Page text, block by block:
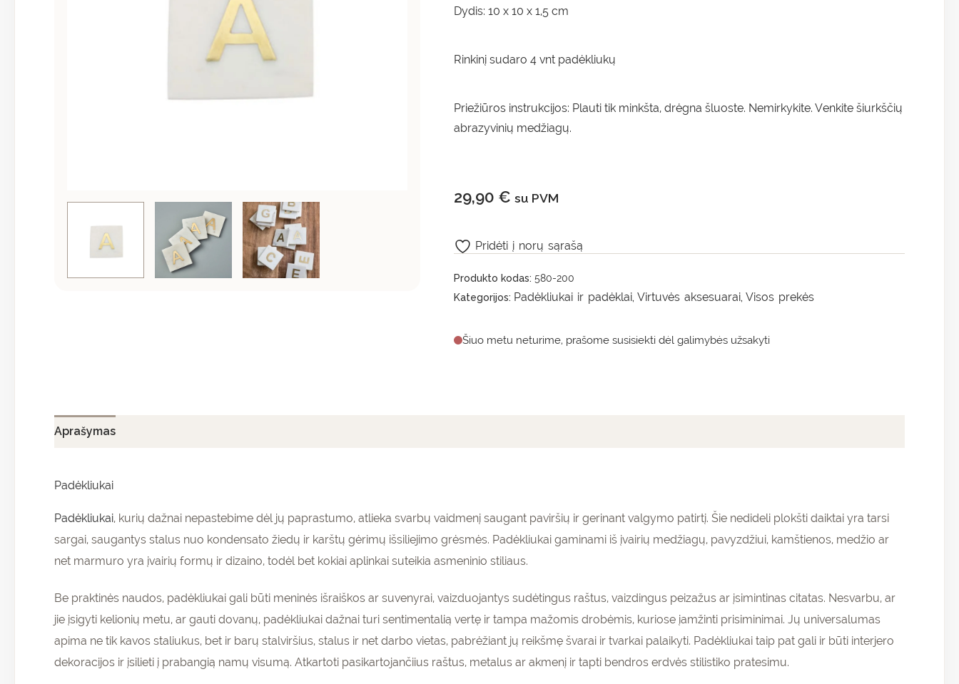
Dydis: 10 x 10 x 1,5 cm
Rinkinį sudaro 4 vnt padėkliukų
Priežiūros instrukcijos: Plauti tik minkšta, drėgna šluoste. Nemirkykite. Venkite šiurkščių
abrazyvinių medžiagų.
29,90 € su PVM
Produkto kodas:580-200
Kategorijos: Padėkliukai ir padėklai,Virtuvės aksesuarai,Visos prekės
Šiuo metu neturime, prašome susisiekti dėl galimybės užsakyti
Pridėti į norų sąrašą
Aprašymas
Padėkliukai
Padėkliukai, kurių dažnai nepastebime dėl jų paprastumo, atlieka svarbų vaidmenį saugant paviršių ir gerinant valgymo patirtį. Šie nedideli plokšti daiktai yra tarsi
sargai, saugantys stalus nuo kondensato žiedų ir karštų gėrimų išsiliejimo grėsmės. Padėkliukai gaminami iš įvairių medžiagų, pavyzdžiui, kamštienos, medžio ar
net marmuro yra įvairių formų ir dizaino, todėl bet kokiai aplinkai suteikia asmeninio stiliaus.
Be praktinės naudos, padėkliukai gali būti meninės išraiškos ar suvenyrai, vaizduojantys sudėtingus raštus, vaizdingus peizažus ar įsimintinas citatas. Nesvarbu, ar
jie įsigyti kelionių metu, ar gauti dovanų, padėkliukai dažnai turi sentimentalią vertę ir tampa mažomis drobėmis, kuriose įamžinti prisiminimai. Jų universalumas
apima ne tik kavos staliukus, bet ir barų stalviršius, stalus ir net darbo vietas, pabrėžiant jų reikšmę švarai ir tvarkai palaikyti. Padėkliukai taip pat gali ir būti interjero
dekoracijos ir įsilieti į prabangią namų visumą. Atkartoti pasikartojančiius raštus, metalus ar akmenį ir tapti bendros erdvės stilistiko pratesimu.